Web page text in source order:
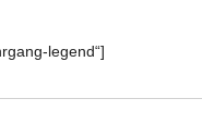
legend“]